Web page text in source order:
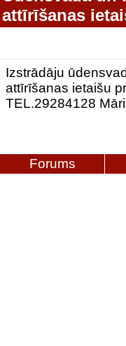
attīrīšanas
Izstrādāju
attīrīšanas ietaišu
TEL.29284128
Forums